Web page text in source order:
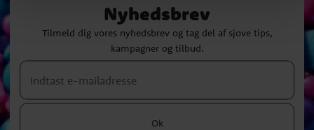
Nyhedsbrev
Tilmeld dig vores nyhedsbrev og tag del af sjove tips,
kampagner og tilbud.
Ok